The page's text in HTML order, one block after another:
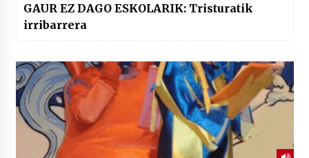
GAUR EZ DAGO ESKOLARIK: Tristuratik
irribarrera